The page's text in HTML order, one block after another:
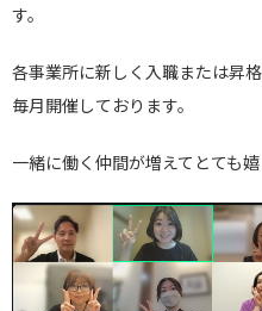
す。
各事業所に新しく入職または昇
毎月開催しております。
一緒に働く仲間が増えてとても嬉